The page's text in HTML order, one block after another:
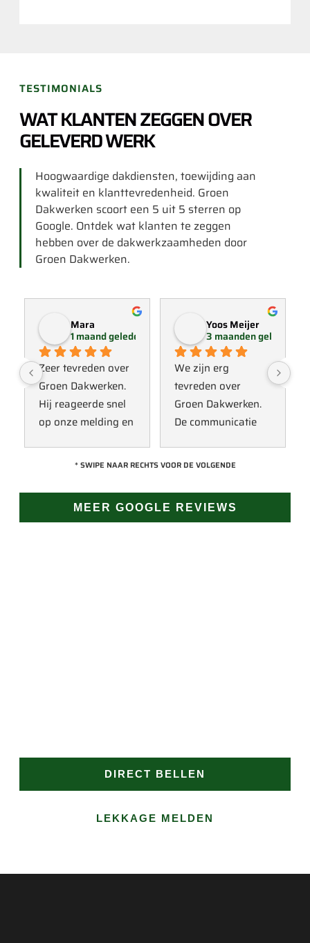
TESTIMONIALS
WAT KLANTEN ZEGGEN OVER
GELEVERD WERK
Hoogwaardige dakdiensten, toewijding aan
kwaliteit en klanttevredenheid. Groen
Dakwerken scoort een 5 uit 5 sterren op
Google. Ontdek wat klanten te zeggen
hebben over de dakwerkzaamheden door
Groen Dakwerken.
Mara
1 maand geleden
Zeer tevreden over
Groen Dakwerken.
Hij reageerde snel
op onze melding en
een collega kijken
Omdat een
definitieve reparatie
Yoos Meijer
3 maanden geleden
We zijn erg
tevreden over
Groen Dakwerken.
De communicatie
met Jan, hij heeft
vak en werkt snel &
zorgvuldig. Echt
* SWIPE NAAR RECHTS VOOR DE VOLGENDE
MEER GOOGLE REVIEWS
DIRECT BELLEN
LEKKAGE MELDEN